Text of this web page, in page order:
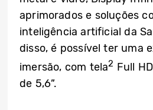
aprimorados e soluções
inteligência artificial da
disso, é possível ter uma
imersão, com tela2 Full
de 5,6”.